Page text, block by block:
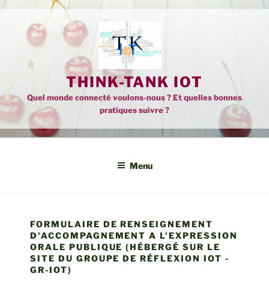
Aller
contenu
principal
THINK-TANK IOT
Quel monde connecté voulons-nous ? Et quelles bonnes
pratiques suivre ?
Menu
FORMULAIRE DE RENSEIGNEMENT
D'ACCOMPAGNEMENT A L'EXPRESSION
ORALE PUBLIQUE (HÉBERGÉ SUR LE
SITE DU GROUPE DE RÉFLEXION IOT -
GR-IOT)